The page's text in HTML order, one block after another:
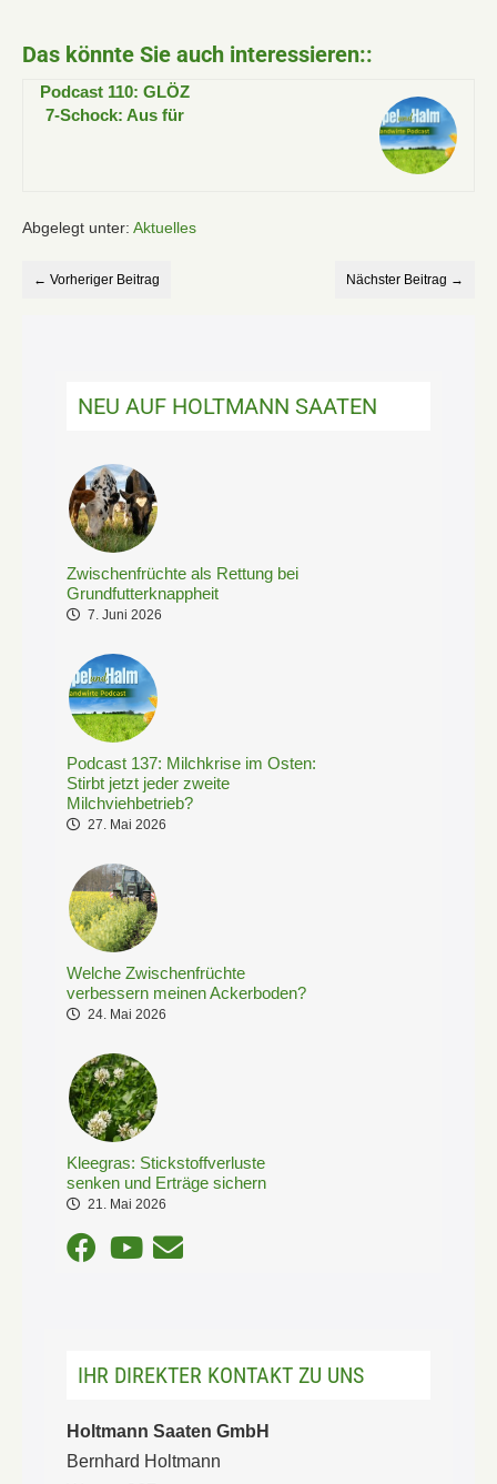
Das könnte Sie auch interessieren::
Podcast 110: GLÖZ
7-Schock: Aus für
Abgelegt unter: Aktuelles
← Vorheriger Beitrag Nächster Beitrag →
NEU AUF HOLTMANN SAATEN
Zwischenfrüchte als Rettung bei
Grundfutterknappheit
7. Juni 2026
Podcast 137: Milchkrise im Osten:
Stirbt jetzt jeder zweite
Milchviehbetrieb?
27. Mai 2026
Welche Zwischenfrüchte
verbessern meinen Ackerboden?
24. Mai 2026
Kleegras: Stickstoffverluste
senken und Erträge sichern
21. Mai 2026
IHR DIREKTER KONTAKT ZU UNS
Holtmann Saaten GmbH
Bernhard Holtmann